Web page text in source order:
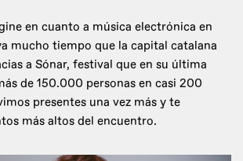
en cuanto a música electrónica en
mucho tiempo que la capital catalana
a Sónar, festival que en su última
de 150.000 personas en casi 200
presentes una vez más y te
más altos del encuentro.